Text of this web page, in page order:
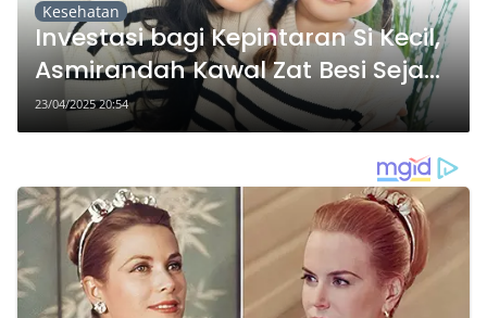
Kesehatan
Investasi bagi Kepintaran Si Kecil,
Asmirandah Kawal Zat Besi Sejak
Dini
23/04/2025 20:54